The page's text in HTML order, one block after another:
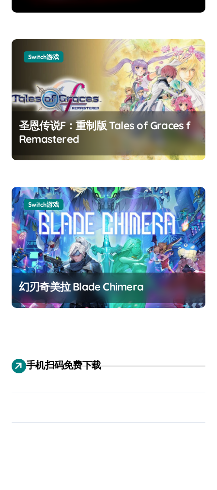
Switch游戏
圣恩传说F：重制版 Tales of Graces f
Remastered
Switch游戏
幻刃奇美拉 Blade Chimera
手机扫码免费下载